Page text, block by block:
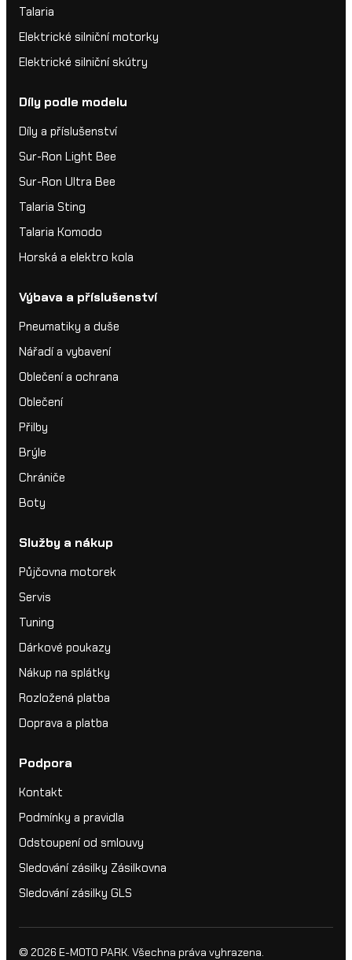
Talaria
Elektrické silniční motorky
Elektrické silniční skútry
Díly podle modelu
Díly a příslušenství
Sur-Ron Light Bee
Sur-Ron Ultra Bee
Talaria Sting
Talaria Komodo
Horská a elektro kola
Výbava a příslušenství
Pneumatiky a duše
Nářadí a vybavení
Oblečení a ochrana
Oblečení
Přilby
Brýle
Chrániče
Boty
Služby a nákup
Půjčovna motorek
Servis
Tuning
Dárkové poukazy
Nákup na splátky
Rozložená platba
Doprava a platba
Podpora
Kontakt
Podmínky a pravidla
Odstoupení od smlouvy
Sledování zásilky Zásilkovna
Sledování zásilky GLS
© 2026 E-MOTO PARK . Všechna práva vyhrazena.